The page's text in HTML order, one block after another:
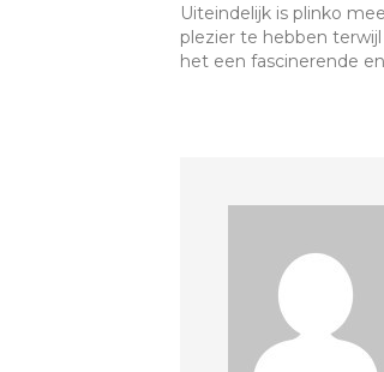
Uiteindelijk is plinko
plezier te hebben
het een fascinerende